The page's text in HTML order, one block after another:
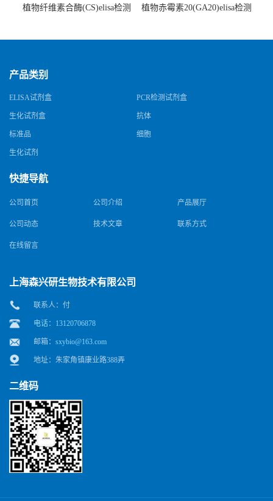
植物纤维素合酶(CS)elisa检测
植物赤霉素20(GA20)elisa检测
产品类别
ELISA试剂盒 PCR检测试剂盒
生化试剂盒 抗体
标准品 细胞
生化试剂
快捷导航
公司首页 公司介绍 产品展厅
公司动态 技术文章 联系方式
在线留言
上海森兴研生物技术有限公司
联系人：付
电话：13120706878
邮箱： sxybio@163.com
地址：朱家角镇康业路388弄
二维码